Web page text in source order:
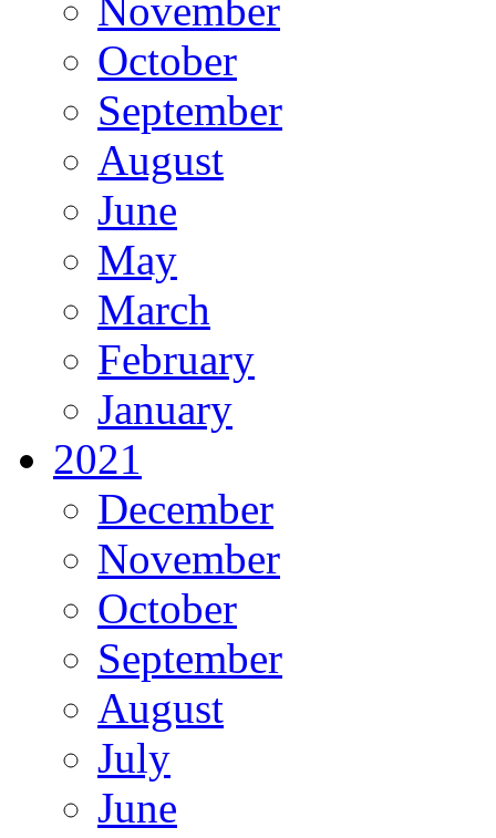
November
October
September
August
June
May
March
February
January
2021
December
November
October
September
August
July
June